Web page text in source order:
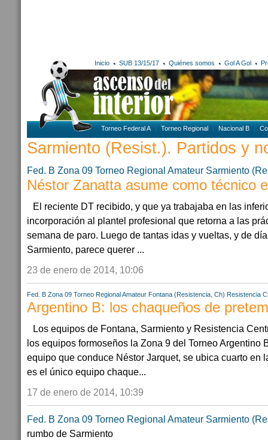
Inicio SUB 13/15/17 Quiénes somos Gol A Gol
Torneo Federal A Torneo Regional Nacional B
Sarmiento (Resist.). Partidos y
Fed. B Zona 09 Torneo Regional Amateur Sarmiento
Néstor Zanatta asume como técnico
El reciente DT recibido, y que ya trabajaba en las
incorporación al plantel profesional que retorna a las
semana de paro. Luego de tantas idas y vueltas, y de
Sarmiento, parece querer ...
23 de enero de 2014, 10:06
Fed. B Zona 09 Torneo Regional Amateur Fontana (Resistencia, Ch) Resistencia
Argentino B: los chaqueños de
Los equipos de Fontana, Sarmiento y Resistencia
los equipos formoseños la Zona 9 del Torneo Argentino
equipo que conduce Néstor Jarquet, se ubica cuarto en
es el único equipo chaque...
17 de enero de 2014, 10:39
Fed. B Zona 09 Torneo Regional Amateur Sarmiento
rumbo de Sarmiento